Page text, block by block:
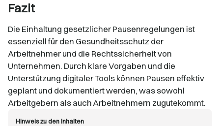
Fazit
Die Einhaltung gesetzlicher Pausenregelungen ist
essenziell für den Gesundheitsschutz der
Arbeitnehmer und die Rechtssicherheit von
Unternehmen. Durch klare Vorgaben und die
Unterstützung digitaler Tools können Pausen effektiv
geplant und dokumentiert werden, was sowohl
Arbeitgebern als auch Arbeitnehmern zugutekommt.
Hinweis zu den Inhalten